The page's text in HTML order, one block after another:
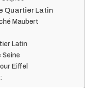
Quartier Latin
Maubert
Latin
Seine
Eiffel